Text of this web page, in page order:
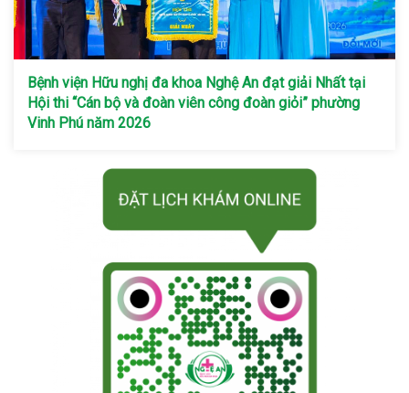
Bệnh viện Hữu nghị đa khoa Nghệ An đạt giải Nhất tại
Hội thi “Cán bộ và đoàn viên công đoàn giỏi” phường
Vinh Phú năm 2026